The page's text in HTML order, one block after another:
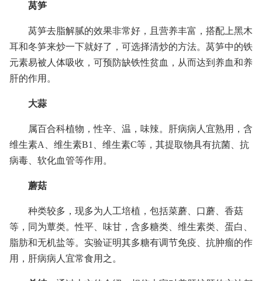
莴笋
莴笋去脂解腻的效果非常好，且营养丰富，搭配上黑木
耳和冬笋来炒一下就好了，可选择清炒的方法。莴笋中的铁
元素易被人体吸收，可预防缺铁性贫血，从而达到养血和养
肝的作用。
大蒜
属百合科植物，性辛、温，味辣。肝病病人宜熟用，含
维生素A、维生素B1、维生素C等，其提取物具有抗菌、抗
病毒、软化血管等作用。
蘑菇
种类较多，现多为人工培植，包括菜蘑、口蘑、香菇
等，同为蕈类。性平、味甘，含多糖类、维生素类、蛋白、
脂肪和无机盐等。实验证明其多糖有调节免疫、抗肿瘤的作
用，肝病病人宜常食用之。